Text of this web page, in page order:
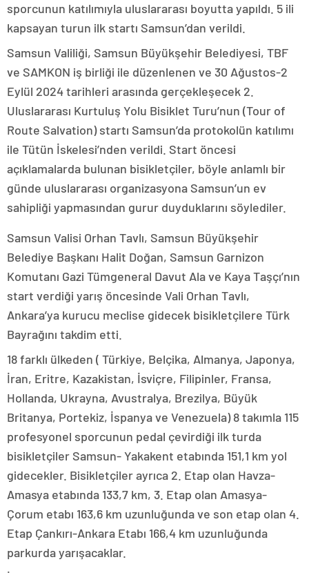
sporcunun katılımıyla uluslararası boyutta yapıldı. 5 ili
kapsayan turun ilk startı Samsun’dan verildi.
Samsun Valiliği, Samsun Büyükşehir Belediyesi, TBF
ve SAMKON iş birliği ile düzenlenen ve 30 Ağustos-2
Eylül 2024 tarihleri arasında gerçekleşecek 2.
Uluslararası Kurtuluş Yolu Bisiklet Turu’nun (Tour of
Route Salvation) startı Samsun’da protokolün katılımı
ile Tütün İskelesi’nden verildi. Start öncesi
açıklamalarda bulunan bisikletçiler, böyle anlamlı bir
günde uluslararası organizasyona Samsun’un ev
sahipliği yapmasından gurur duyduklarını söylediler.
Samsun Valisi Orhan Tavlı, Samsun Büyükşehir
Belediye Başkanı Halit Doğan, Samsun Garnizon
Komutanı Gazi Tümgeneral Davut Ala ve Kaya Taşçı’nın
start verdiği yarış öncesinde Vali Orhan Tavlı,
Ankara’ya kurucu meclise gidecek bisikletçilere Türk
Bayrağını takdim etti.
18 farklı ülkeden ( Türkiye, Belçika, Almanya, Japonya,
İran, Eritre, Kazakistan, İsviçre, Filipinler, Fransa,
Hollanda, Ukrayna, Avustralya, Brezilya, Büyük
Britanya, Portekiz, İspanya ve Venezuela) 8 takımla 115
profesyonel sporcunun pedal çevirdiği ilk turda
bisikletçiler Samsun- Yakakent etabında 151,1 km yol
gidecekler. Bisikletçiler ayrıca 2. Etap olan Havza-
Amasya etabında 133,7 km, 3. Etap olan Amasya-
Çorum etabı 163,6 km uzunluğunda ve son etap olan 4.
Etap Çankırı-Ankara Etabı 166,4 km uzunluğunda
parkurda yarışacaklar.